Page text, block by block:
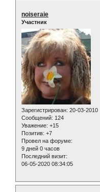
noiseraie
Участник
Зарегистрирован: 20-03-2010
Сообщений: 124
Уважение: +15
Позитив: +7
Провел на форуме:
9 дней 0 часов
Последний визит:
06-05-2020 08:34:05